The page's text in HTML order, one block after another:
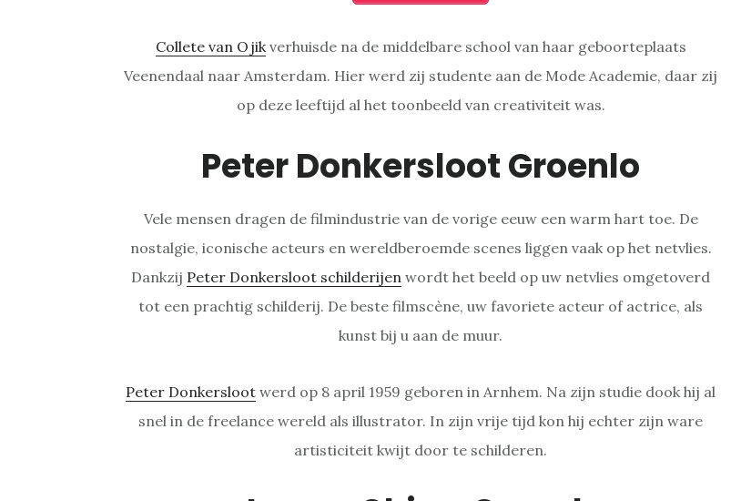
Collete van Ojikverhuisde na de middelbare school van haar geboorteplaats
Veenendaal naar Amsterdam. Hier werd zij studente aan de Mode Academie, daar zij
op deze leeftijd al het toonbeeld van creativiteit was.
Peter Donkersloot Groenlo
Vele mensen dragen de filmindustrie van de vorige eeuw een warm hart toe. De
nostalgie, iconische acteurs en wereldberoemde scenes liggen vaak op het netvlies.
Dankzij Peter Donkersloot schilderijen wordt het beeld op uw netvlies omgetoverd
tot een prachtig schilderij. De beste filmscène, uw favoriete acteur of actrice, als
kunst bij u aan de muur.
Peter Donkersloot werd op 8 april 1959 geboren in Arnhem. Na zijn studie dook hij al
snel in de freelance wereld als illustrator. In zijn vrije tijd kon hij echter zijn ware
artisticiteit kwijt door te schilderen.